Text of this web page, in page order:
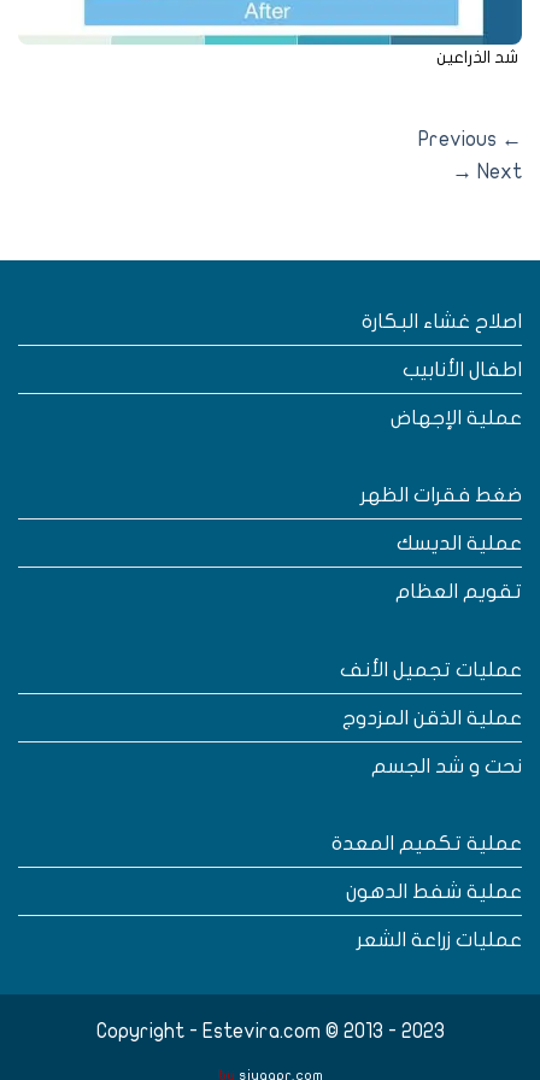
الذراعين
→
غشاء البكارة
الأنابيب
الإجهاض
فقرات الظهر
الديسك
العظام
تجميل الأنف
الذقن المزدوج
و شد الجسم
تكميم المعدة
شفط الدهون
زراعة الشعر
Copyright - Estevira.com © 2013 - 2023
bysiyaqpr.com